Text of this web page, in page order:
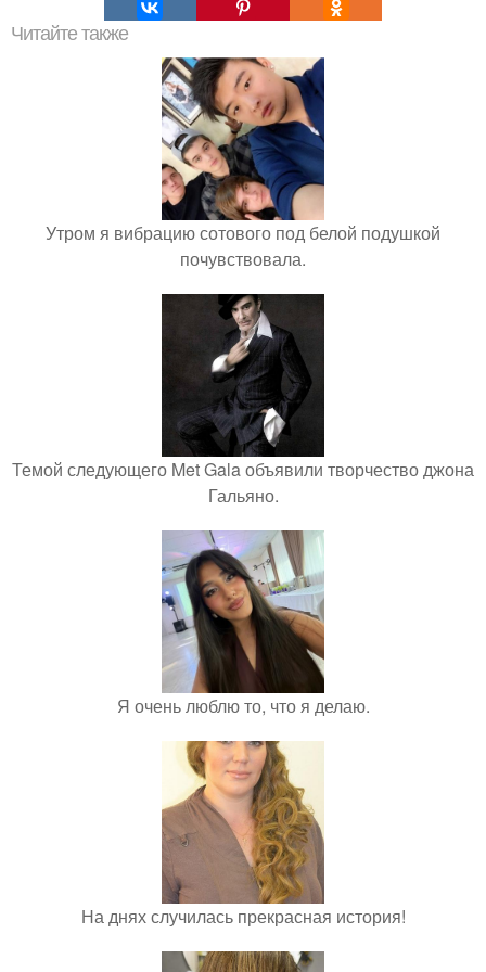
Читайте также
Утром я вибрацию сотового под белой подушкой
почувствовала.
Темой следующего Met Gala объявили творчество джона
Гальяно.
Я очень люблю то, что я делаю.
На днях случилась прекрасная история!